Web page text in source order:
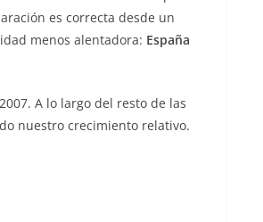
es correcta desde un
menos alentadora: España
A lo largo del resto de las
nuestro crecimiento relativo.